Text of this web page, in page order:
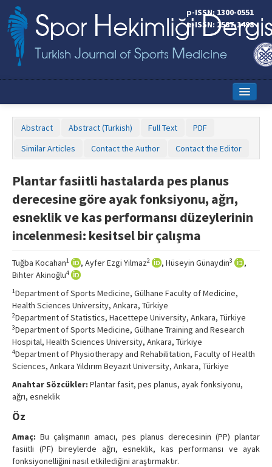
p-ISSN: 1300-0551
e-ISSN: 2587-1498
Online First
Aims and Scope
Editorial Board
Instructions to Authors
Copyright Transfer Form
Contact Us
Abstract Abstract (Turkish) Full Text
PDF
Similar Articles
Contact the Author Contact the Editor
Plantar fasiitli hastalarda pes planus
derecesine göre ayak fonksiyonu, ağrı,
esneklik ve kas performansı düzeylerinin
incelenmesi: kesitsel bir çalışma
Tuğba Kocahan1 , Ayfer Ezgi Yilmaz2 , Hüseyin Günaydin3
,
Bihter Akinoğlu4
1Department of Sports Medicine, Gülhane Faculty of Medicine,
Health Sciences University, Ankara, Türkiye
2Department of Statistics, Hacettepe University, Ankara, Türkiye
3Department of Sports Medicine, Gülhane Training and Research
Hospital, Health Sciences University, Ankara, Türkiye
4Department of Physiotherapy and Rehabilitation, Faculty of Health
Sciences, Ankara Yıldırım Beyazıt University, Ankara, Türkiye
Anahtar Sözcükler: Plantar fasit, pes planus, ayak fonksiyonu,
ağrı, esneklik
Öz
Amaç: Bu çalışmanın amacı, pes planus derecesinin (PP) plantar
fasiitli (PF) bireylerde ağrı, esneklik, kas performansı ve ayak
fonksiyonelliğini nasıl etkilediğini araştırmaktır.